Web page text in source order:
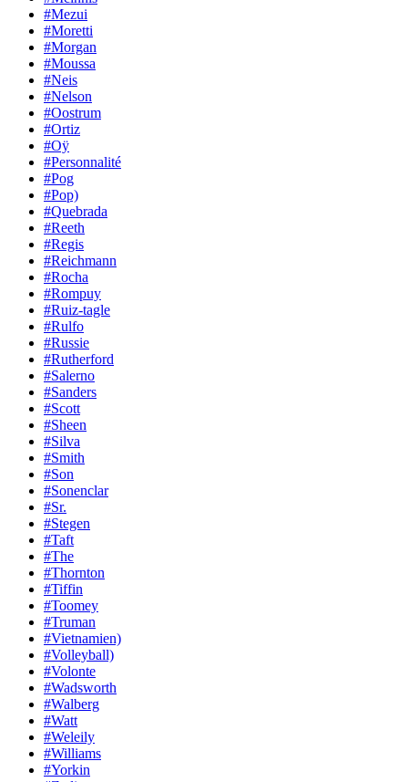
#Mezui
#Moretti
#Morgan
#Moussa
#Neis
#Nelson
#Oostrum
#Ortiz
#Oÿ
#Personnalité
#Pog
#Pop)
#Quebrada
#Reeth
#Regis
#Reichmann
#Rocha
#Rompuy
#Ruiz-tagle
#Rulfo
#Russie
#Rutherford
#Salerno
#Sanders
#Scott
#Sheen
#Silva
#Smith
#Son
#Sonenclar
#Sr.
#Stegen
#Taft
#The
#Thornton
#Tiffin
#Toomey
#Truman
#Vietnamien)
#Volleyball)
#Volonte
#Wadsworth
#Walberg
#Watt
#Weleily
#Williams
#Yorkin